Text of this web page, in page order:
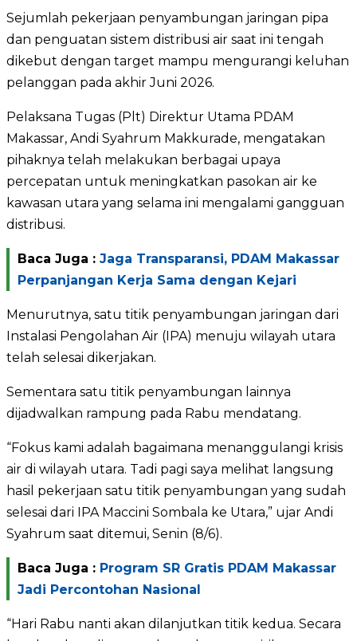
Sejumlah pekerjaan penyambungan jaringan pipa
dan penguatan sistem distribusi air saat ini tengah
dikebut dengan target mampu mengurangi keluhan
pelanggan pada akhir Juni 2026.
Pelaksana Tugas (Plt) Direktur Utama PDAM
Makassar, Andi Syahrum Makkurade, mengatakan
pihaknya telah melakukan berbagai upaya
percepatan untuk meningkatkan pasokan air ke
kawasan utara yang selama ini mengalami gangguan
distribusi.
Baca Juga : Jaga Transparansi, PDAM Makassar
Perpanjangan Kerja Sama dengan Kejari
Menurutnya, satu titik penyambungan jaringan dari
Instalasi Pengolahan Air (IPA) menuju wilayah utara
telah selesai dikerjakan.
Sementara satu titik penyambungan lainnya
dijadwalkan rampung pada Rabu mendatang.
“Fokus kami adalah bagaimana menanggulangi krisis
air di wilayah utara. Tadi pagi saya melihat langsung
hasil pekerjaan satu titik penyambungan yang sudah
selesai dari IPA Maccini Sombala ke Utara,” ujar Andi
Syahrum saat ditemui, Senin (8/6).
Baca Juga : Program SR Gratis PDAM Makassar
Jadi Percontohan Nasional
“Hari Rabu nanti akan dilanjutkan titik kedua. Secara